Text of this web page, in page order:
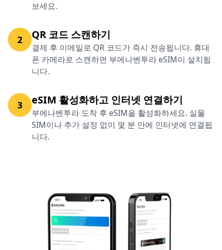
보세요.
2 QR 코드 스캔하기
결제 후 이메일로 QR 코드가 즉시 전송됩니다. 휴대
폰 카메라로 스캔하면 부에나벤투라 eSIM이 설치됩
니다.
3 eSIM 활성화하고 인터넷 연결하기
부에나벤투라 도착 후 eSIM을 활성화하세요. 실물
SIM이나 추가 설정 없이 몇 분 안에 인터넷에 연결됩
니다.